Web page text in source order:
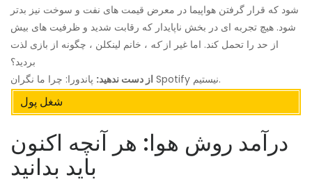
شود که قرار گرفتن هواپیما در معرض قیمت های نفت و سوخت نیز بدتر
شود. هیچ تجربه ای در بخش ناپایدار که رقابت شدید و ظرفیت های بیش
از حد را تحمل کند. اما غیر ازکه ، خانم لینکلن ، چگونه از بازی لذت
بردید؟
از دست ندهید:
پاندورا: چرا ما نگران Spotify نیستیم.
شغل پول
درآمد روش هوا: هر آنچه اکنون
باید بدانید